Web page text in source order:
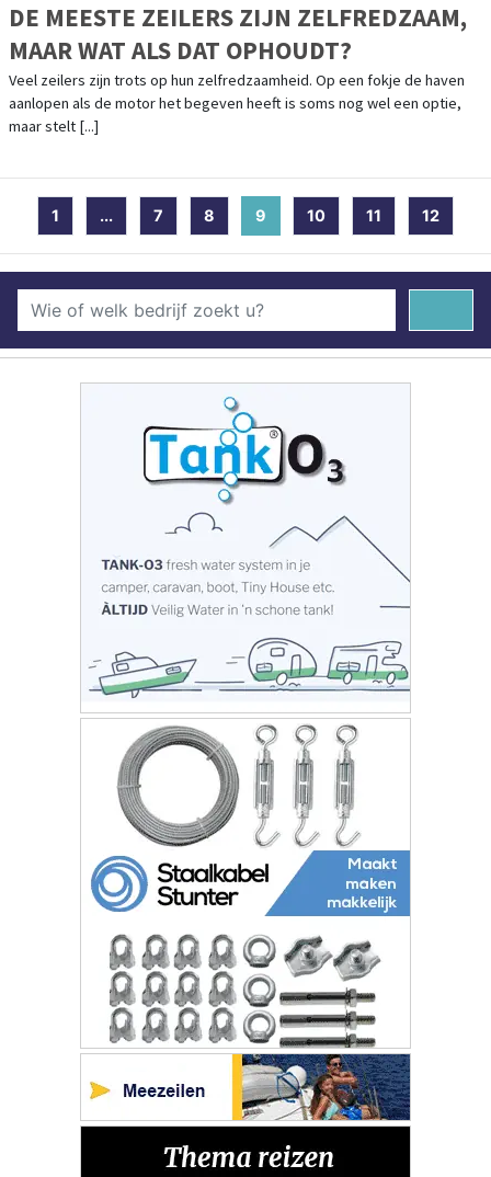
DE MEESTE ZEILERS ZIJN ZELFREDZAAM,
MAAR WAT ALS DAT OPHOUDT?
Veel zeilers zijn trots op hun zelfredzaamheid. Op een fokje de haven
aanlopen als de motor het begeven heeft is soms nog wel een optie,
maar stelt [...]
1 ... 7 8 9 (current)
10 11 12